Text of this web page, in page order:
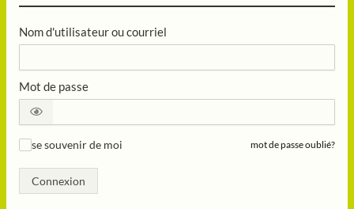
Nom d'utilisateur ou courriel
Mot de passe
se souvenir de moi mot de passe oublié?
Connexion